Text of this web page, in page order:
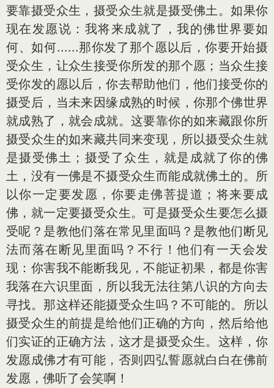
要靠摄受众生，摄受众生就是摄受佛土。如果你
现在发愿说：我将来成就了，我的佛世界要如
何、如何......那你发了那个愿以后，你要开始摄
受众生，让众生接受你所发的那个愿；当众生接
受你发的愿以后，你去帮助他们，他们接受你的
摄受后，当未来因缘成熟的时候，你那个佛世界
就成熟了，就会成就。这要靠你的如来藏跟你所
摄受众生的如来藏共同来变现，所以摄受众生就
是摄受佛土；摄受了众生，就是成就了你的佛
土，没有一佛是不摄受众生而能成就佛土的。所
以你一定要发愿，你要走佛菩提道；将来要成
佛，就一定要摄受众生。可是摄受众生要怎么摄
受呢？是教他们落在常见里面吗？是教他们断见
法而落在断见里面吗？不行！他们有一天会发
现：你害我不能断我见，不能证初果，都是你害
我落在六识里面，所以我无法往第八识的方向去
寻找。那这样还能摄受众生吗？不可能的。所以
摄受众生的前提是给他们正确的方向，然后给他
们实证的正确方法，这才是摄受众生。这样，你
发愿成佛才有可能，否则四弘誓愿就白白在佛前
发愿，佛听了会笑啊！